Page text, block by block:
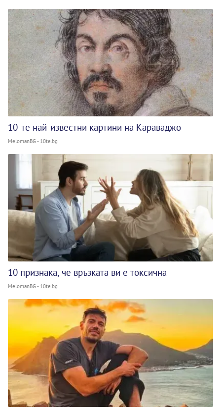
10-те най-известни картини на Караваджо
MelomanBG - 10te.bg
10 признака, че връзката ви е токсична
MelomanBG - 10te.bg